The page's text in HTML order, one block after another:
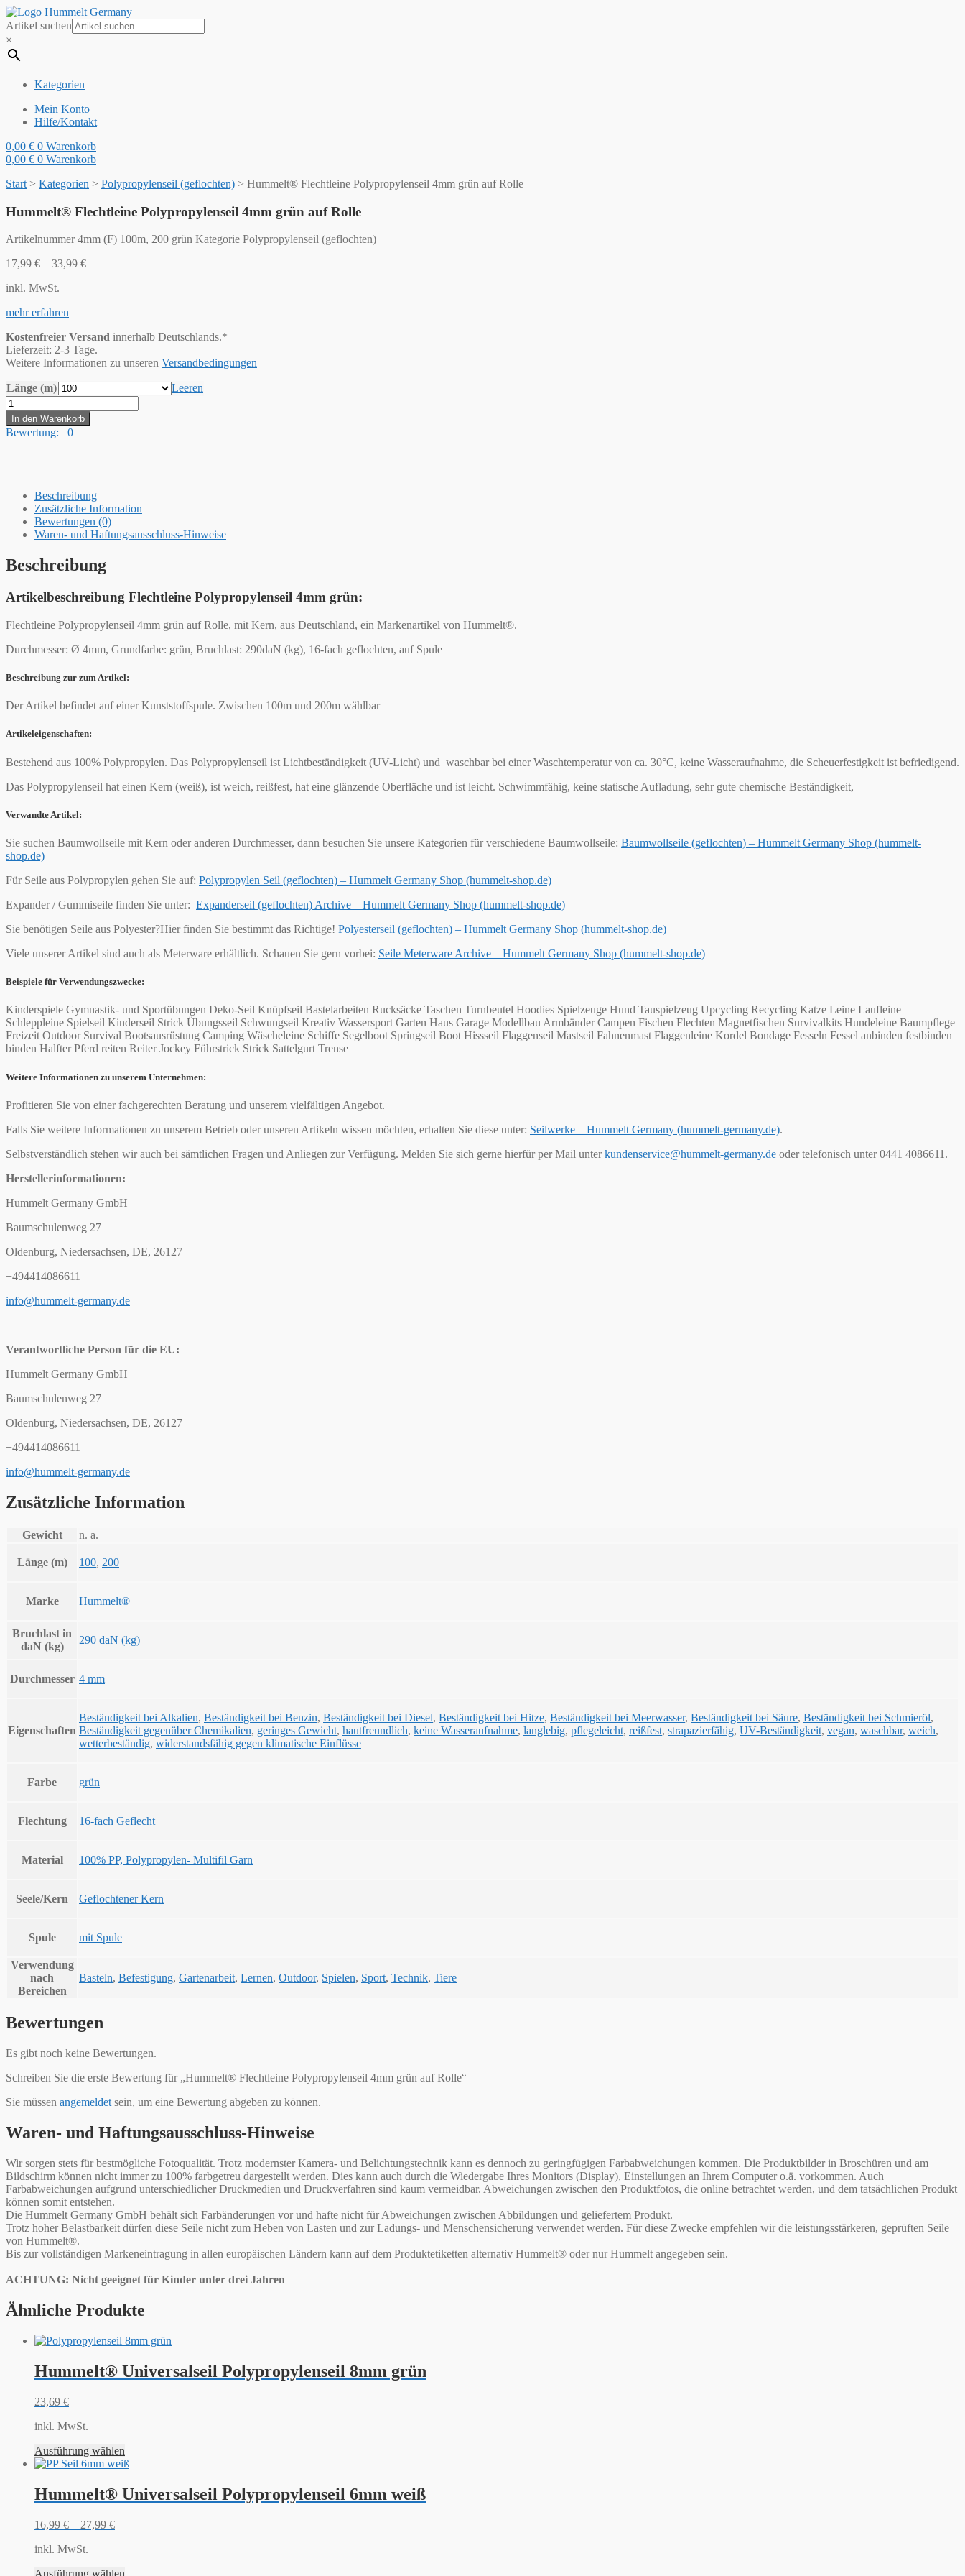
Artikel suchen
×
Kategorien
Mein Konto
Hilfe/Kontakt
0,00 € 0 Warenkorb
0,00 € 0 Warenkorb
Start > Kategorien > Polypropylenseil (geflochten) > Hummelt® Flechtleine Polypropylenseil 4mm grün auf Rolle
Hummelt® Flechtleine Polypropylenseil 4mm grün auf Rolle
Artikelnummer4mm (F) 100m, 200 grün Kategorie Polypropylenseil (geflochten)
17,99 € – 33,99 €
inkl. MwSt.
mehr erfahren
Kostenfreier Versand innerhalb Deutschlands.*
Lieferzeit: 2-3 Tage.
Weitere Informationen zu unseren Versandbedingungen
Länge (m)
Leeren
Hummelt®
Flechtleine
Polypropylenseil
4mm
Menge
In den Warenkorb
Bewertung: 0
Beschreibung
Zusätzliche Information
Bewertungen (0)
Waren- und Haftungsausschluss-Hinweise
Beschreibung
Artikelbeschreibung Flechtleine Polypropylenseil 4mm grün:
Flechtleine Polypropylenseil 4mm grün auf Rolle, mit Kern, aus Deutschland, ein Markenartikel von Hummelt®.
Durchmesser: Ø 4mm, Grundfarbe: grün, Bruchlast: 290daN (kg), 16-fach geflochten, auf Spule
Beschreibung zur zum Artikel:
Der Artikel befindet auf einer Kunststoffspule. Zwischen 100m und 200m wählbar
Artikeleigenschaften:
Bestehend aus 100% Polypropylen. Das Polypropylenseil ist Lichtbeständigkeit (UV-Licht) und waschbar bei einer Waschtemperatur von ca. 30°C, keine Wasseraufnahme, die Scheuerfestigkeit ist befriedigend.
Das Polypropylenseil hat einen Kern (weiß), ist weich, reißfest, hat eine glänzende Oberfläche und ist leicht. Schwimmfähig, keine statische Aufladung, sehr gute chemische Beständigkeit,
Verwandte Artikel:
Sie suchen Baumwollseile mit Kern oder anderen Durchmesser, dann besuchen Sie unsere Kategorien für verschiedene Baumwollseile: Baumwollseile (geflochten) – Hummelt Germany Shop (hummelt-
shop.de)
Für Seile aus Polypropylen gehen Sie auf: Polypropylen Seil (geflochten) – Hummelt Germany Shop (hummelt-shop.de)
Expander / Gummiseile finden Sie unter: Expanderseil (geflochten) Archive – Hummelt Germany Shop (hummelt-shop.de)
Sie benötigen Seile aus Polyester?Hier finden Sie bestimmt das Richtige! Polyesterseil (geflochten) – Hummelt Germany Shop (hummelt-shop.de)
Viele unserer Artikel sind auch als Meterware erhältlich. Schauen Sie gern vorbei: Seile Meterware Archive – Hummelt Germany Shop (hummelt-shop.de)
Beispiele für Verwendungszwecke:
Kinderspiele Gymnastik- und Sportübungen Deko-Seil Knüpfseil Bastelarbeiten Rucksäcke Taschen Turnbeutel Hoodies Spielzeuge Hund Tauspielzeug Upcycling Recycling Katze Leine Laufleine
Schleppleine Spielseil Kinderseil Strick Übungsseil Schwungseil Kreativ Wassersport Garten Haus Garage Modellbau Armbänder Campen Fischen Flechten Magnetfischen Survivalkits Hundeleine Baumpflege
Freizeit Outdoor Survival Bootsausrüstung Camping Wäscheleine Schiffe Segelboot Springseil Boot Hissseil Flaggenseil Mastseil Fahnenmast Flaggenleine Kordel Bondage Fesseln Fessel anbinden festbinden
binden Halfter Pferd reiten Reiter Jockey Führstrick Strick Sattelgurt Trense
Weitere Informationen zu unserem Unternehmen:
Profitieren Sie von einer fachgerechten Beratung und unserem vielfältigen Angebot.
Falls Sie weitere Informationen zu unserem Betrieb oder unseren Artikeln wissen möchten, erhalten Sie diese unter: Seilwerke – Hummelt Germany (hummelt-germany.de).
Selbstverständlich stehen wir auch bei sämtlichen Fragen und Anliegen zur Verfügung. Melden Sie sich gerne hierfür per Mail unterkundenservice@hummelt-germany.de oder telefonisch unter 0441 4086611.
Herstellerinformationen:
Hummelt Germany GmbH
Baumschulenweg 27
Oldenburg, Niedersachsen, DE, 26127
+494414086611
info@hummelt-germany.de
Verantwortliche Person für die EU:
Hummelt Germany GmbH
Baumschulenweg 27
Oldenburg, Niedersachsen, DE, 26127
+494414086611
info@hummelt-germany.de
Zusätzliche Information
Gewicht n. a.
Länge (m) 100, 200
Marke Hummelt®
Bruchlast in
daN (kg)
290 daN (kg)
Durchmesser 4 mm
Eigenschaften
Beständigkeit bei Alkalien, Beständigkeit bei Benzin, Beständigkeit bei Diesel, Beständigkeit bei Hitze, Beständigkeit bei Meerwasser, Beständigkeit bei Säure, Beständigkeit bei Schmieröl,
Beständigkeit gegenüber Chemikalien, geringes Gewicht, hautfreundlich, keine Wasseraufnahme, langlebig, pflegeleicht, reißfest, strapazierfähig, UV-Beständigkeit, vegan, waschbar, weich,
wetterbeständig, widerstandsfähig gegen klimatische Einflüsse
Farbe grün
Flechtung 16-fach Geflecht
Material 100% PP, Polypropylen- Multifil Garn
Seele/Kern Geflochtener Kern
Spule mit Spule
Verwendung
nach
Bereichen
Basteln, Befestigung, Gartenarbeit, Lernen, Outdoor, Spielen, Sport, Technik, Tiere
Bewertungen
Es gibt noch keine Bewertungen.
Schreiben Sie die erste Bewertung für „Hummelt® Flechtleine Polypropylenseil 4mm grün auf Rolle“
Sie müssen angemeldet sein, um eine Bewertung abgeben zu können.
Waren- und Haftungsausschluss-Hinweise
Wir sorgen stets für bestmögliche Fotoqualität. Trotz modernster Kamera- und Belichtungstechnik kann es dennoch zu geringfügigen Farbabweichungen kommen. Die Produktbilder in Broschüren und am
Bildschirm können nicht immer zu 100% farbgetreu dargestellt werden. Dies kann auch durch die Wiedergabe Ihres Monitors (Display), Einstellungen an Ihrem Computer o.ä. vorkommen. Auch
Farbabweichungen aufgrund unterschiedlicher Druckmedien und Druckverfahren sind kaum vermeidbar. Abweichungen zwischen den Produktfotos, die online betrachtet werden, und dem tatsächlichen Produkt
können somit entstehen.
Die Hummelt Germany GmbH behält sich Farbänderungen vor und hafte nicht für Abweichungen zwischen Abbildungen und geliefertem Produkt.
Trotz hoher Belastbarkeit dürfen diese Seile nicht zum Heben von Lasten und zur Ladungs- und Menschensicherung verwendet werden. Für diese Zwecke empfehlen wir die leistungsstärkeren, geprüften Seile
von Hummelt®.
Bis zur vollständigen Markeneintragung in allen europäischen Ländern kann auf dem Produktetiketten alternativ Hummelt® oder nur Hummelt angegeben sein.
ACHTUNG: Nicht geeignet für Kinder unter drei Jahren
Ähnliche Produkte
Hummelt® Universalseil Polypropylenseil 8mm grün
23,69 €
inkl. MwSt.
Ausführung wählen
Hummelt® Universalseil Polypropylenseil 6mm weiß
16,99 € – 27,99 €
inkl. MwSt.
Ausführung wählen